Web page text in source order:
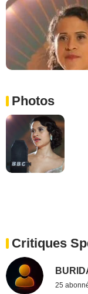
Photos
Critiques
25